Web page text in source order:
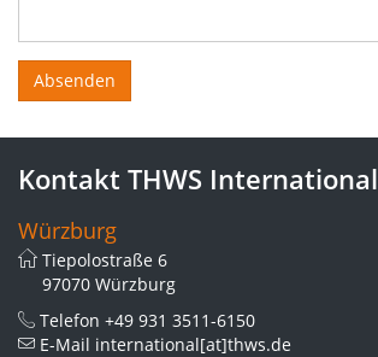
Kontakt THWS International
Würzburg
Tiepolostraße 6
97070 Würzburg
Telefon +49 931 3511-6150
E-Mail international[at]thws.de